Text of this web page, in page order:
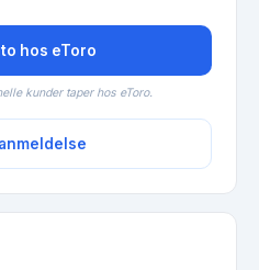
hos eToro
kunder taper hos eToro.